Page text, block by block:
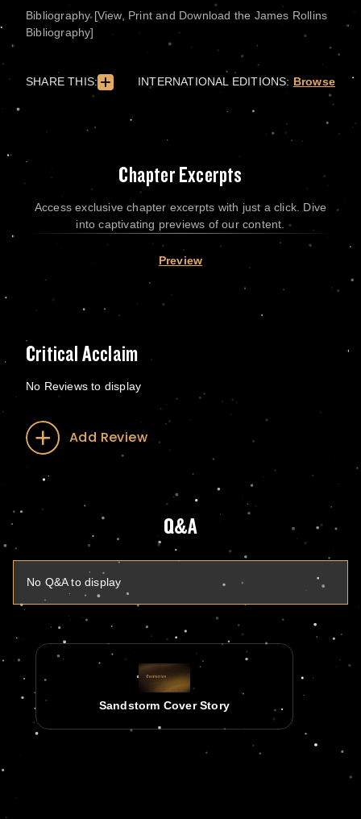
Bibliography [View, Print and Download the James Rollins
Bibliography]
SHARE THIS: INTERNATIONAL EDITIONS: Browse
Chapter Excerpts
Access exclusive chapter excerpts with just a click. Dive
into captivating previews of our content.
Preview
Critical Acclaim
No Reviews to display
Add Review
Q&A
No Q&A to display
Sandstorm Cover Story